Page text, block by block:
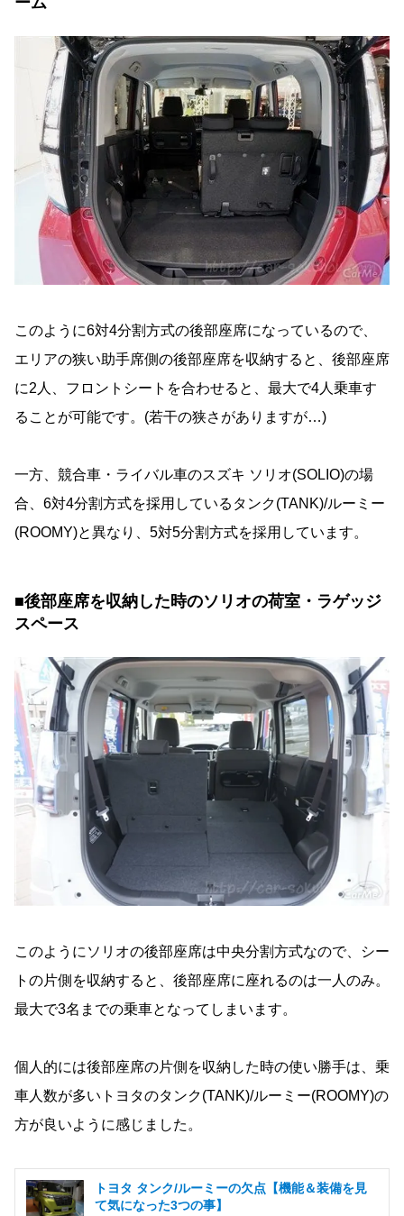
このように6対4分割方式の後部座席になっているので、
エリアの狭い助手席側の後部座席を収納すると、後部座席
に2人、フロントシートを合わせると、最大で4人乗車す
ることが可能です。(若干の狭さがありますが…)
一方、競合車・ライバル車のスズキ ソリオ(SOLIO)の場
合、6対4分割方式を採用しているタンク(TANK)/ルーミー
(ROOMY)と異なり、5対5分割方式を採用しています。
■後部座席を収納した時のソリオの荷室・ラゲッジ
スペース
このようにソリオの後部座席は中央分割方式なので、シー
トの片側を収納すると、後部座席に座れるのは一人のみ。
最大で3名までの乗車となってしまいます。
個人的には後部座席の片側を収納した時の使い勝手は、乗
車人数が多いトヨタのタンク(TANK)/ルーミー(ROOMY)の
方が良いように感じました。
トヨタ タンク/ルーミーの欠点【機能＆装備を見
て気になった3つの事】